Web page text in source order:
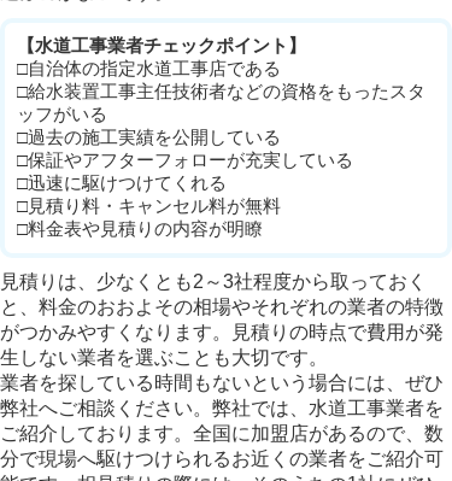
【水道工事業者チェックポイント】
□自治体の指定水道工事店である
□給水装置工事主任技術者などの資格をもったスタ
ッフがいる
□過去の施工実績を公開している
□保証やアフターフォローが充実している
□迅速に駆けつけてくれる
□見積り料・キャンセル料が無料
□料金表や見積りの内容が明瞭
見積りは、少なくとも2～3社程度から取っておく
と、料金のおおよその相場やそれぞれの業者の特徴
がつかみやすくなります。見積りの時点で費用が発
生しない業者を選ぶことも大切です。
業者を探している時間もないという場合には、ぜひ
弊社へご相談ください。弊社では、水道工事業者を
ご紹介しております。全国に加盟店があるので、数
分で現場へ駆けつけられるお近くの業者をご紹介可